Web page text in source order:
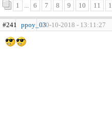
1 ... 6 7 8 9 10 11
#241 ppoy_0320-10-2018 - 13:11:27